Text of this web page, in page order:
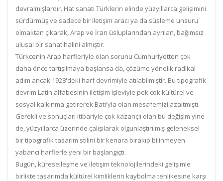
devralmışlardır. Hat sanatı Türklerin elinde yüzyıllarca gelişimini
sürdürmüş ve sadece bir iletişim aracı ya da süsleme unsuru
olmaktan çıkarak, Arap ve İran üsluplarından ayrılan, bağımsız
ulusal bir sanat halini almıştır.
Türkçenin Arap harfleriyle olan sorunu Cumhuriyetten çok
daha önce tartışılmaya başlansa da, çözüme yönelik radikal
adım ancak 1928'deki harf devrimiyle atılabilmiştir. Bu tipografik
devrim Latin alfabesinin iletişim işleviyle pek çok kültürel ve
sosyal kalkınma getirerek Batı'yla olan mesafemizi azaltmıştı.
Gerekli ve sonuçları itibariyle çok kazançlı olan bu değişim yine
de, yüzyıllarca üzerinde çalışılarak olgunlaştırılmış geleneksel
bir tipografik tasarım stilini bir kenara bırakıp bilinmeyen
yabancı harflerle yeni bir başlangıçtı.
Bugün, küreselleşme ve iletişim teknolojilerindeki gelişimle
birlikte tasarımda kültürel kimliklerin kaybolma tehlikesine karşı